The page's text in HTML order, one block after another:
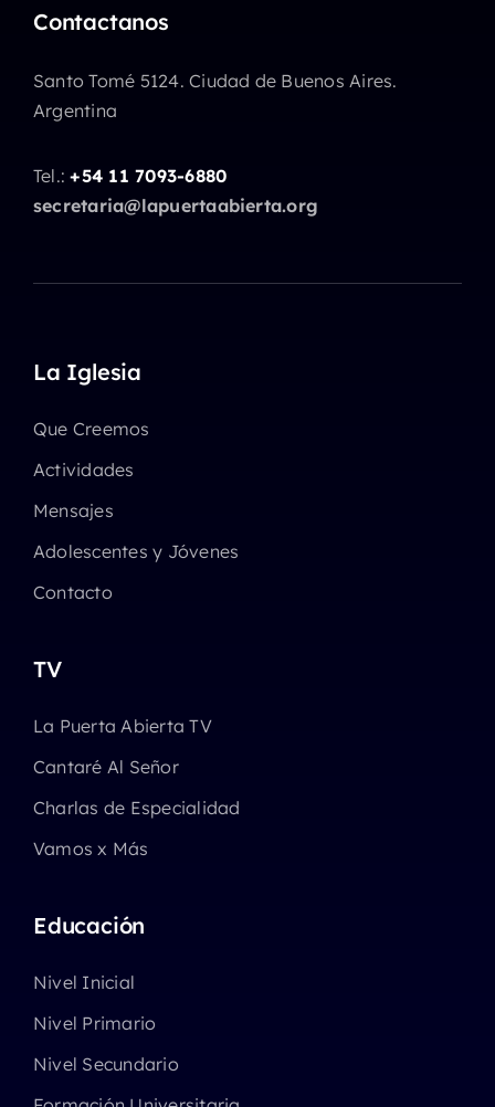
Contactanos
Santo Tomé 5124. Ciudad de Buenos Aires.
Argentina
Tel.:+54 11 7093-6880
secretaria@lapuertaabierta.org
La Iglesia
Que Creemos
Actividades
Mensajes
Adolescentes y Jóvenes
Contacto
TV
La Puerta Abierta TV
Cantaré Al Señor
Charlas de Especialidad
Vamos x Más
Educación
Nivel Inicial
Nivel Primario
Nivel Secundario